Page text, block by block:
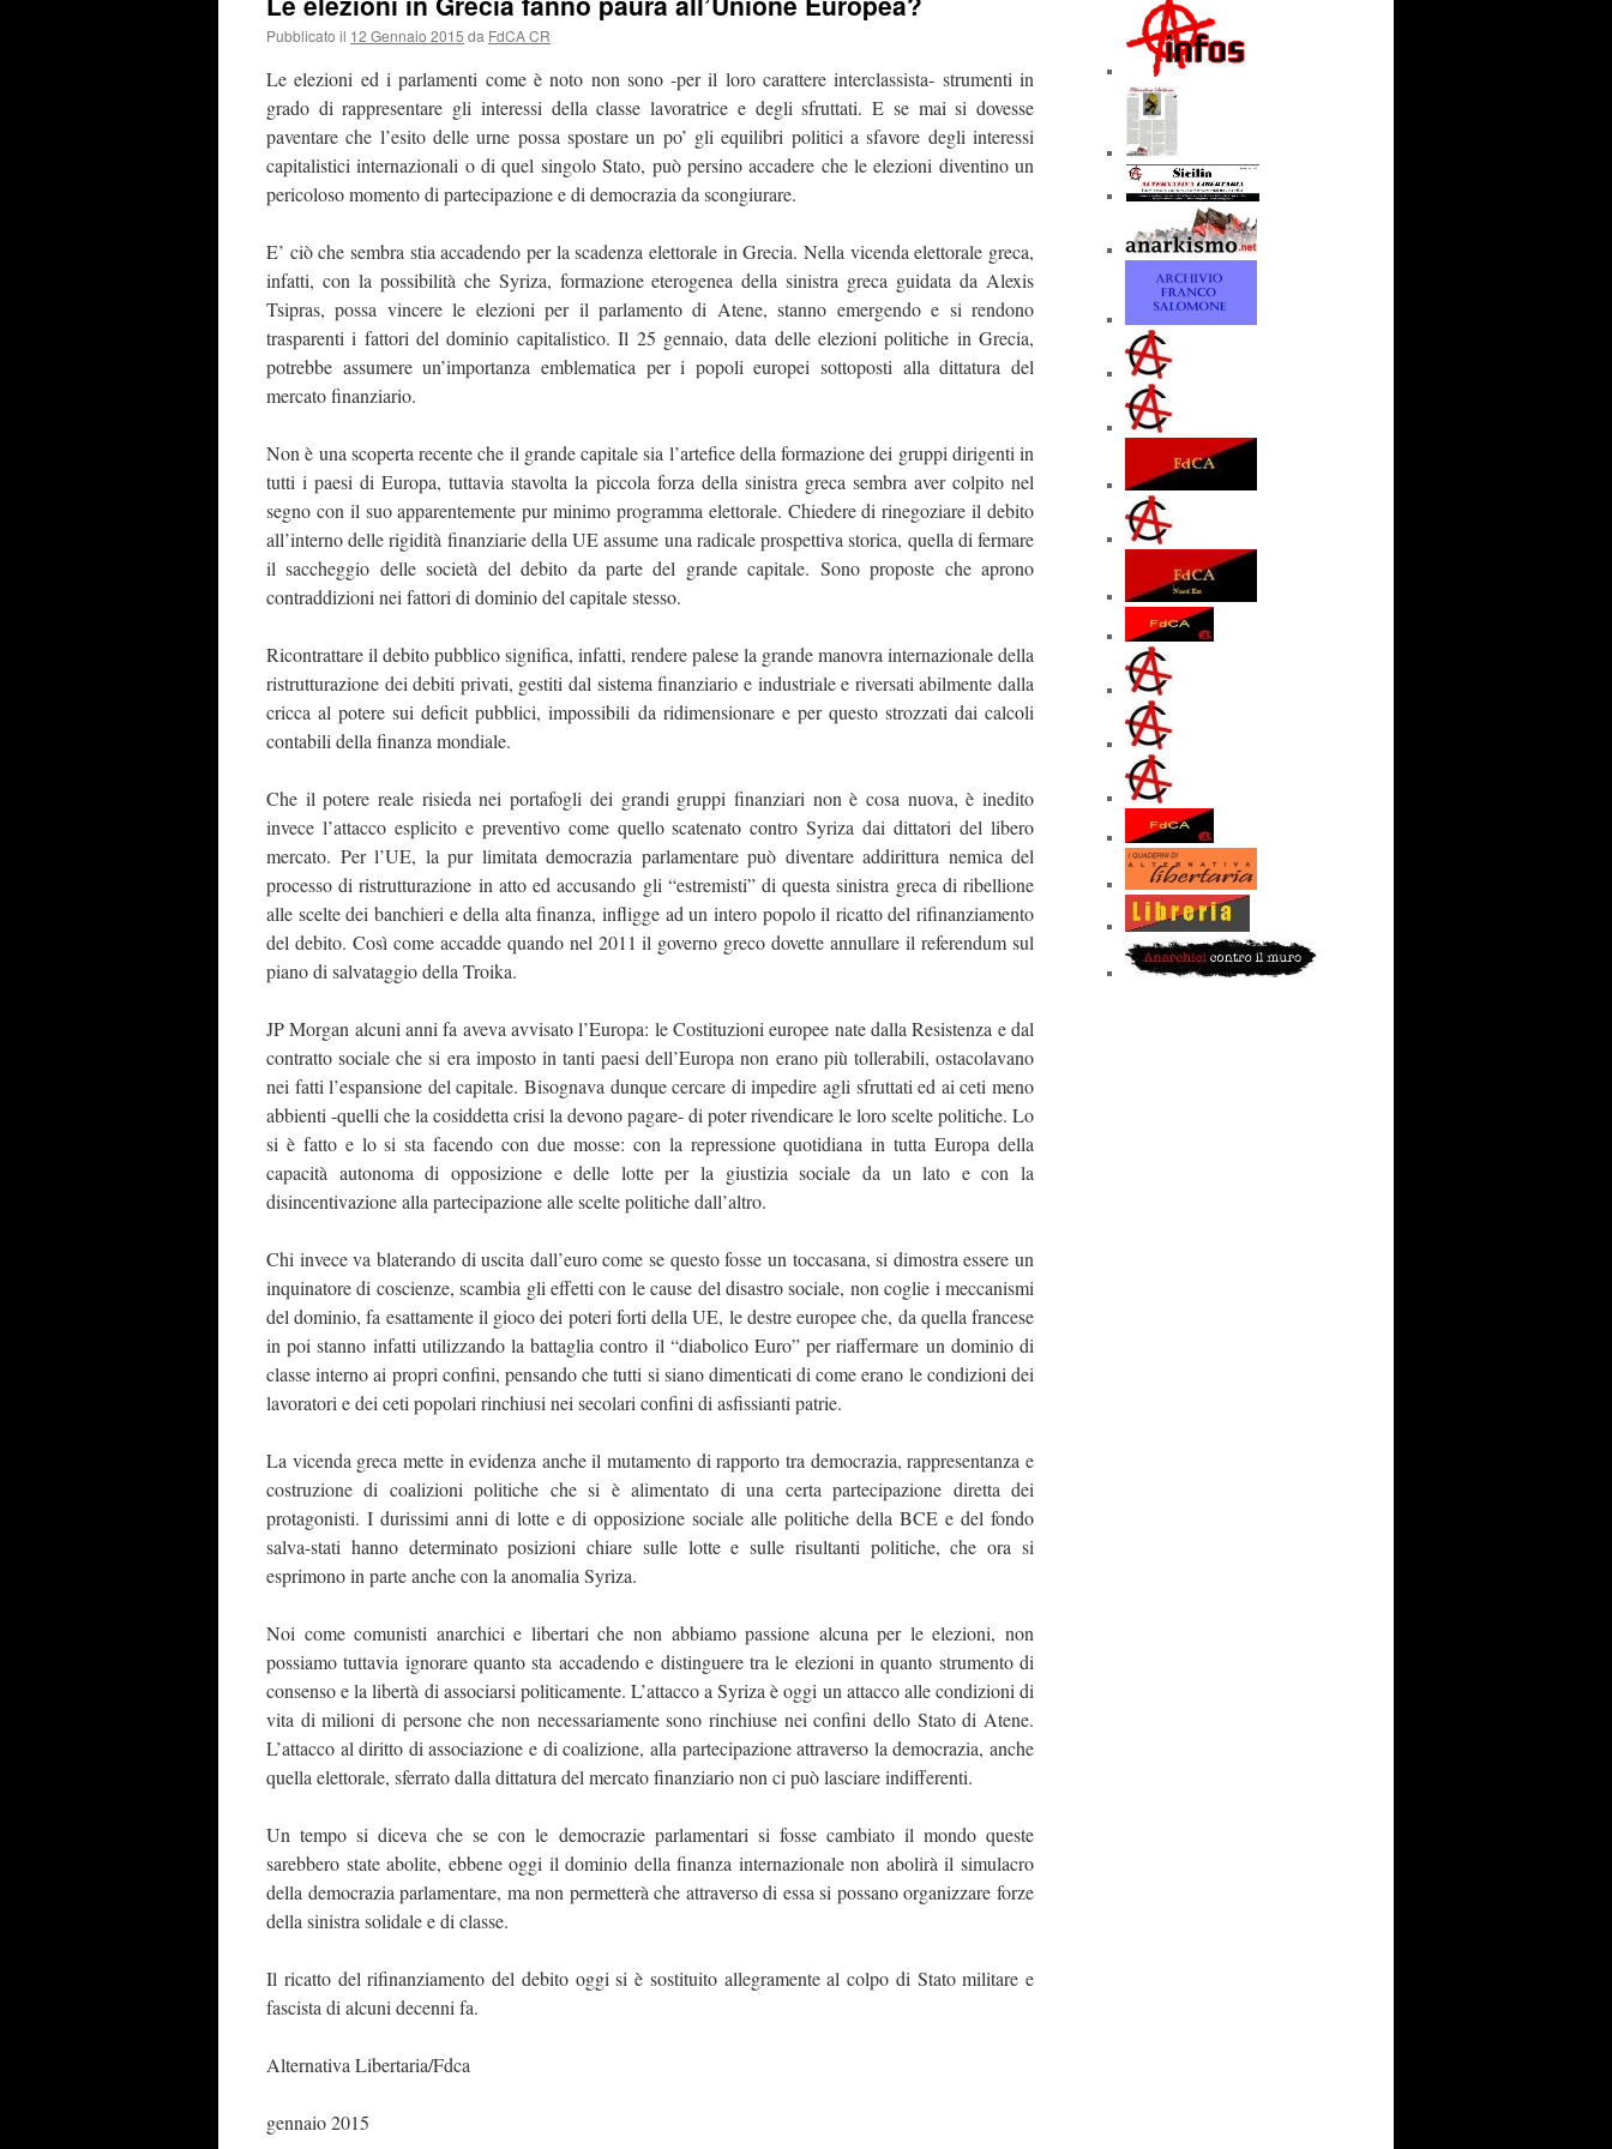
Pubblicato il 12 Gennaio 2015 da FdCA CR
Le elezioni ed i parlamenti come è noto non sono -per il loro carattere interclassista- strumenti in
grado di rappresentare gli interessi della classe lavoratrice e degli sfruttati. E se mai si dovesse
paventare che l’esito delle urne possa spostare un po’ gli equilibri politici a sfavore degli interessi
capitalistici internazionali o di quel singolo Stato, può persino accadere che le elezioni diventino un
pericoloso momento di partecipazione e di democrazia da scongiurare.
E’ ciò che sembra stia accadendo per la scadenza elettorale in Grecia. Nella vicenda elettorale greca,
infatti, con la possibilità che Syriza, formazione eterogenea della sinistra greca guidata da Alexis
Tsipras, possa vincere le elezioni per il parlamento di Atene, stanno emergendo e si rendono
trasparenti i fattori del dominio capitalistico. Il 25 gennaio, data delle elezioni politiche in Grecia,
potrebbe assumere un’importanza emblematica per i popoli europei sottoposti alla dittatura del
mercato finanziario.
Non è una scoperta recente che il grande capitale sia l’artefice della formazione dei gruppi dirigenti in
tutti i paesi di Europa, tuttavia stavolta la piccola forza della sinistra greca sembra aver colpito nel
segno con il suo apparentemente pur minimo programma elettorale. Chiedere di rinegoziare il debito
all’interno delle rigidità finanziarie della UE assume una radicale prospettiva storica, quella di fermare
il saccheggio delle società del debito da parte del grande capitale. Sono proposte che aprono
contraddizioni nei fattori di dominio del capitale stesso.
Ricontrattare il debito pubblico significa, infatti, rendere palese la grande manovra internazionale della
ristrutturazione dei debiti privati, gestiti dal sistema finanziario e industriale e riversati abilmente dalla
cricca al potere sui deficit pubblici, impossibili da ridimensionare e per questo strozzati dai calcoli
contabili della finanza mondiale.
Che il potere reale risieda nei portafogli dei grandi gruppi finanziari non è cosa nuova, è inedito
invece l’attacco esplicito e preventivo come quello scatenato contro Syriza dai dittatori del libero
mercato. Per l’UE, la pur limitata democrazia parlamentare può diventare addirittura nemica del
processo di ristrutturazione in atto ed accusando gli “estremisti” di questa sinistra greca di ribellione
alle scelte dei banchieri e della alta finanza, infligge ad un intero popolo il ricatto del rifinanziamento
del debito. Così come accadde quando nel 2011 il governo greco dovette annullare il referendum sul
piano di salvataggio della Troika.
JP Morgan alcuni anni fa aveva avvisato l’Europa: le Costituzioni europee nate dalla Resistenza e dal
contratto sociale che si era imposto in tanti paesi dell’Europa non erano più tollerabili, ostacolavano
nei fatti l’espansione del capitale. Bisognava dunque cercare di impedire agli sfruttati ed ai ceti meno
abbienti -quelli che la cosiddetta crisi la devono pagare- di poter rivendicare le loro scelte politiche. Lo
si è fatto e lo si sta facendo con due mosse: con la repressione quotidiana in tutta Europa della
capacità autonoma di opposizione e delle lotte per la giustizia sociale da un lato e con la
disincentivazione alla partecipazione alle scelte politiche dall’altro.
Chi invece va blaterando di uscita dall’euro come se questo fosse un toccasana, si dimostra essere un
inquinatore di coscienze, scambia gli effetti con le cause del disastro sociale, non coglie i meccanismi
del dominio, fa esattamente il gioco dei poteri forti della UE, le destre europee che, da quella francese
in poi stanno infatti utilizzando la battaglia contro il “diabolico Euro” per riaffermare un dominio di
classe interno ai propri confini, pensando che tutti si siano dimenticati di come erano le condizioni dei
lavoratori e dei ceti popolari rinchiusi nei secolari confini di asfissianti patrie.
La vicenda greca mette in evidenza anche il mutamento di rapporto tra democrazia, rappresentanza e
costruzione di coalizioni politiche che si è alimentato di una certa partecipazione diretta dei
protagonisti. I durissimi anni di lotte e di opposizione sociale alle politiche della BCE e del fondo
salva-stati hanno determinato posizioni chiare sulle lotte e sulle risultanti politiche, che ora si
esprimono in parte anche con la anomalia Syriza.
Noi come comunisti anarchici e libertari che non abbiamo passione alcuna per le elezioni, non
possiamo tuttavia ignorare quanto sta accadendo e distinguere tra le elezioni in quanto strumento di
consenso e la libertà di associarsi politicamente. L’attacco a Syriza è oggi un attacco alle condizioni di
vita di milioni di persone che non necessariamente sono rinchiuse nei confini dello Stato di Atene.
L’attacco al diritto di associazione e di coalizione, alla partecipazione attraverso la democrazia, anche
quella elettorale, sferrato dalla dittatura del mercato finanziario non ci può lasciare indifferenti.
Un tempo si diceva che se con le democrazie parlamentari si fosse cambiato il mondo queste
sarebbero state abolite, ebbene oggi il dominio della finanza internazionale non abolirà il simulacro
della democrazia parlamentare, ma non permetterà che attraverso di essa si possano organizzare forze
della sinistra solidale e di classe.
Il ricatto del rifinanziamento del debito oggi si è sostituito allegramente al colpo di Stato militare e
fascista di alcuni decenni fa.
Alternativa Libertaria/Fdca
gennaio 2015